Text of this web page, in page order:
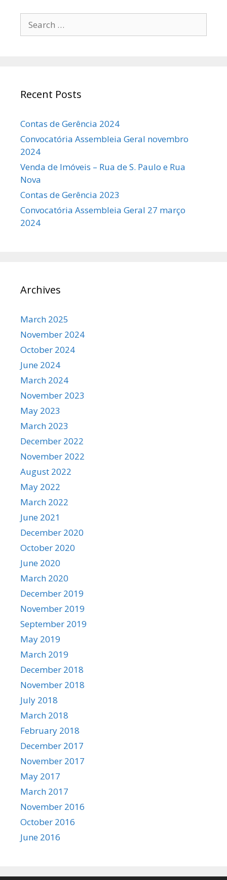
Search
for:
Recent Posts
Contas de Gerência 2024
Convocatória Assembleia Geral novembro
2024
Venda de Imóveis – Rua de S. Paulo e Rua
Nova
Contas de Gerência 2023
Convocatória Assembleia Geral 27 março
2024
Archives
March 2025
November 2024
October 2024
June 2024
March 2024
November 2023
May 2023
March 2023
December 2022
November 2022
August 2022
May 2022
March 2022
June 2021
December 2020
October 2020
June 2020
March 2020
December 2019
November 2019
September 2019
May 2019
March 2019
December 2018
November 2018
July 2018
March 2018
February 2018
December 2017
November 2017
May 2017
March 2017
November 2016
October 2016
June 2016